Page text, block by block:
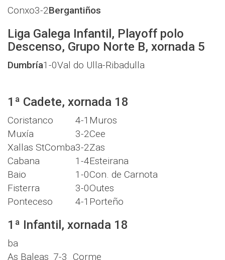
Conxo3-2Bergantiños
Liga Galega Infantil, Playoff polo
Descenso, Grupo Norte B, xornada 5
Dumbría1-0Val do Ulla-Ribadulla
1ª Cadete, xornada 18
Coristanco 4-1 Muros
Muxía
3-2Cee
Xallas StComba3-2Zas
Cabana
1-4Esteirana
Baio
1-0Con. de Carnota
Fisterra
3-0Outes
Ponteceso
4-1 Porteño
1ª Infantil, xornada 18
ba
As Baleas 7-3 Corme